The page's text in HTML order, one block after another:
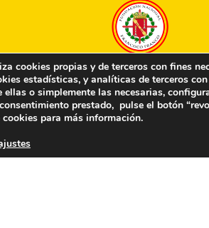
La FNFF directamente en tu
cookies propias y de terceros con fines
estadísticas, y analíticas de terceros
o simplemente las necesarias,
prestado, pulse el botón
para más información.